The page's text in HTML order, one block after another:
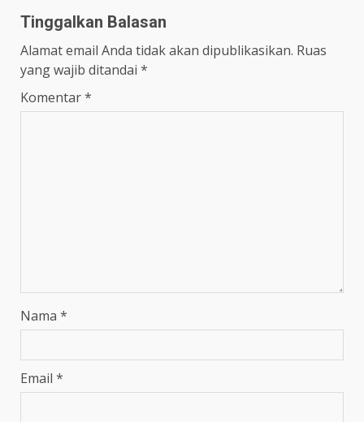
Tinggalkan Balasan
Alamat email Anda tidak akan dipublikasikan. Ruas
yang wajib ditandai *
Komentar*
Nama *
Email *